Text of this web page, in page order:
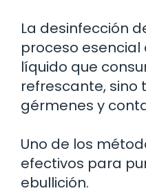
La desinfección
proceso
líquido que
refrescante, sino
gérmenes y
Uno de los
efectivos para
ebullición.